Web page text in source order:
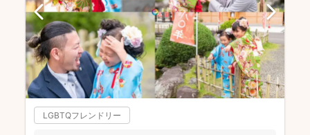
LGBTQフレンドリー